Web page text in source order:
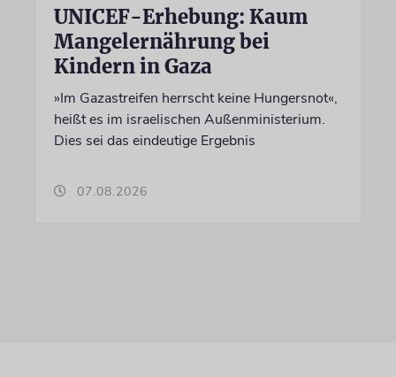
UNICEF-Erhebung: Kaum
Mangelernährung bei
Kindern in Gaza
»Im Gazastreifen herrscht keine Hungersnot«,
heißt es im israelischen Außenministerium.
Dies sei das eindeutige Ergebnis
07.08.2026